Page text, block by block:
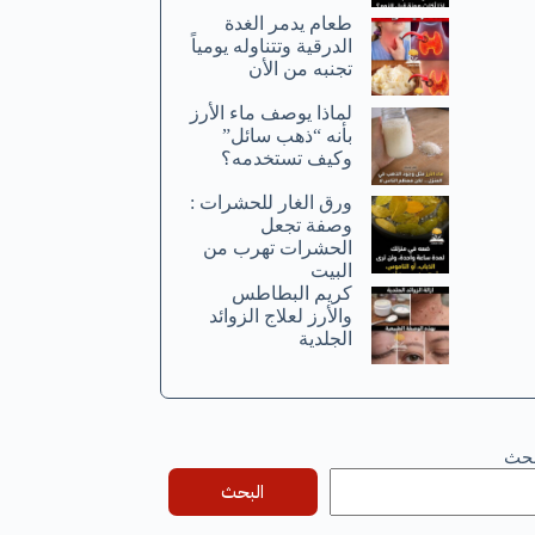
طعام يدمر الغدة
الدرقية وتتناوله يومياً
تجنبه من الأن
لماذا يوصف ماء الأرز
بأنه “ذهب سائل”
وكيف تستخدمه؟
ورق الغار للحشرات :
وصفة تجعل
الحشرات تهرب من
البيت
كريم البطاطس
والأرز لعلاج الزوائد
الجلدية
البحث